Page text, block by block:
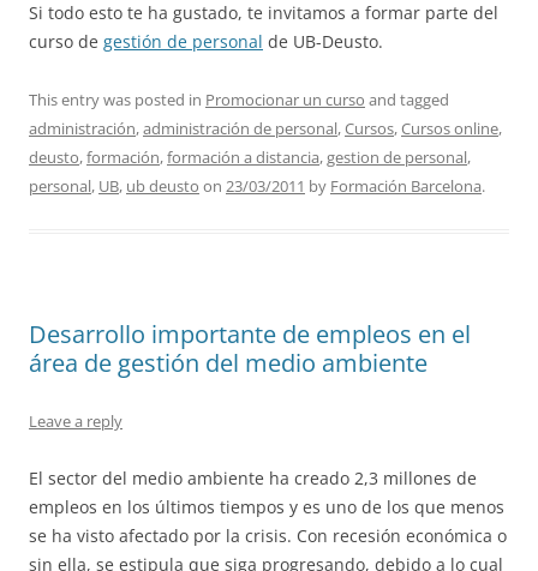
Si todo esto te ha gustado, te invitamos a formar parte del
curso de gestión de personal de UB-Deusto.
This entry was posted in Promocionar un curso and tagged
administración,administración de personal,Cursos,Cursos online,
deusto,formación,formación a distancia,gestion de personal,
personal, UB, ub deusto on 23/03/2011 by Formación Barcelona.
Desarrollo importante de empleos en el
área de gestión del medio ambiente
Leave a reply
El sector del medio ambiente ha creado 2,3 millones de
empleos en los últimos tiempos y es uno de los que menos
se ha visto afectado por la crisis. Con recesión económica o
sin ella, se estipula que siga progresando, debido a lo cual